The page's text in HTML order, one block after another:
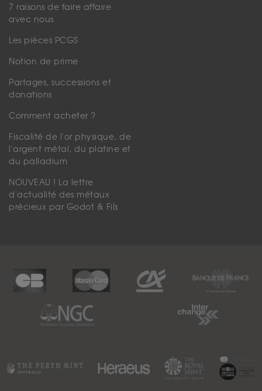
7 raisons de faire affaire
avec nous
Les pièces PCGS
Notion de prime
Partages, successions et
donations
Comment acheter ?
Fiscalité de l'or physique, de
l'argent métal, du platine et
du palladium
NOUVEAU ! La lettre
d'actualité des métaux
précieux par Godot & Fils